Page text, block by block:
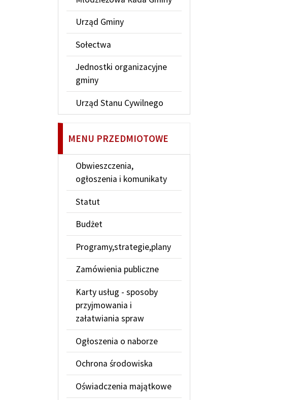
Urząd Gminy
Sołectwa
Jednostki organizacyjne
gminy
Urząd Stanu Cywilnego
MENU PRZEDMIOTOWE
Obwieszczenia,
ogłoszenia i komunikaty
Statut
Budżet
Programy,strategie,plany
Zamówienia publiczne
Karty usług - sposoby
przyjmowania i
załatwiania spraw
Ogłoszenia o naborze
Ochrona środowiska
Oświadczenia majątkowe